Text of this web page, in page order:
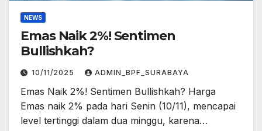
NEWS
Emas Naik 2%! Sentimen
Bullishkah?
10/11/2025 ADMIN_BPF_SURABAYA
Emas Naik 2%! Sentimen Bullishkah? Harga
Emas naik 2% pada hari Senin (10/11), mencapai
level tertinggi dalam dua minggu, karena…